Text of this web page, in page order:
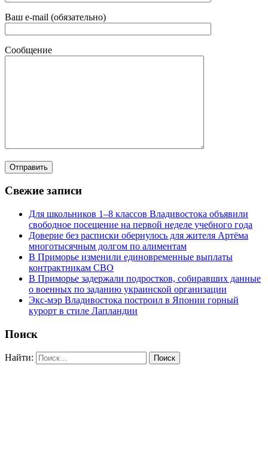
Ваш e-mail (обязательно)
Сообщение
Свежие записи
Для школьников 1–8 классов Владивостока объявили
свободное посещение на первой неделе учебного года
Доверие без расписки обернулось для жителя Артёма
многотысячным долгом по алиментам
В Приморье изменили единовременные выплаты
контрактникам СВО
В Приморье задержали подростков, собиравших данные
о военных по заданию украинской организации
Экс-мэр Владивостока построил в Японии горный
курорт в стиле Лапландии
Поиск
Найти: